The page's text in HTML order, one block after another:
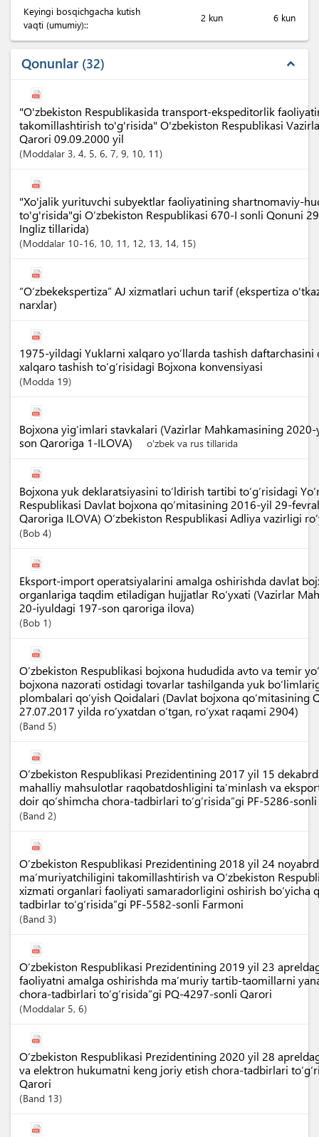
Keyingi bosqichgacha kutish
vaqti (umumiy)::
2 kun 6 kun
Qonunlar 32 expand_less
"O'zbekiston Respublikasida transport-ekspeditorlik
takomillashtirish to'g'risida" O'zbekiston Respublikasi
Qarori 09.09.2000 yil
Moddalar 3, 4, 5, 6, 7, 9, 10, 11
"Xo'jalik yurituvchi subyektlar faoliyatining shartnomaviy-
to'g'risida"gi O‘zbekiston Respublikasi 670-I sonli Qonuni
Ingliz tillarida)
Moddalar 10-16, 10, 11 , 12, 13, 14, 15
“O‘zbekekspertiza” AJ xizmatlari uchun tarif (ekspertiza
narxlar)
1975-yildagi Yuklarni xalqaro yo‘llarda tashish daftarchasini
xalqaro tashish to‘g‘risidagi Bojxona konvensiyasi
Modda 19
Bojxona yig‘imlari stavkalari (Vazirlar Mahkamasining
son Qaroriga 1-ILOVA)
o'zbek va rus tillarida
Bojxona yuk deklaratsiyasini to‘ldirish tartibi to‘g‘risidagi
Respublikasi Davlat bojxona qo‘mitasining 2016-yil 29-
Qaroriga ILOVA) O‘zbekiston Respublikasi Adliya vazirligi
Bob 4
Eksport-import operatsiyalarini amalga oshirishda davlat
organlariga taqdim etiladigan hujjatlar Ro‘yxati (Vazirlar
20-iyuldagi 197-son qaroriga ilova)
Bob 1
O‘zbekiston Respublikasi bojxona hududida avto va temir
bojxona nazorati ostidagi tovarlar tashilganda yuk
plombalari qo‘yish Qoidalari (Davlat bojxona qo‘mitasining
27.07.2017 yilda ro‘yxatdan o‘tgan, ro‘yxat raqami 2904)
Band 5
O‘zbekiston Respublikasi Prezidentining 2017 yil 15
mahalliy mahsulotlar raqobatdoshligini ta’minlash va
doir qo‘shimcha chora-tadbirlari to‘g‘risida”gi PF-5286-
Band 2
O‘zbekiston Respublikasi Prezidentining 2018 yil 24
ma’muriyatchiligini takomillashtirish va O‘zbekiston
xizmati organlari faoliyati samaradorligini oshirish bo‘yicha
tadbirlar to‘g‘risida”gi PF-5582-sonli Farmoni
Band 3
O‘zbekiston Respublikasi Prezidentining 2019 yil 23
faoliyatni amalga oshirishda ma’muriy tartib-taomillarni
chora-tadbirlari to‘g‘risida”gi PQ-4297-sonli Qarori
Moddalar 5, 6
O‘zbekiston Respublikasi Prezidentining 2020 yil 28
va elektron hukumatni keng joriy etish chora-tadbirlari
Qarori
Band 13